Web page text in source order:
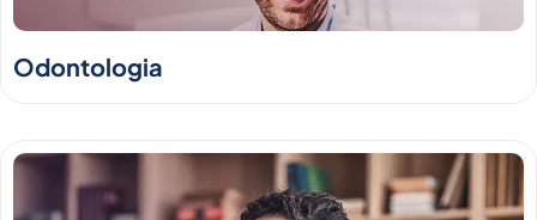
Odontologia